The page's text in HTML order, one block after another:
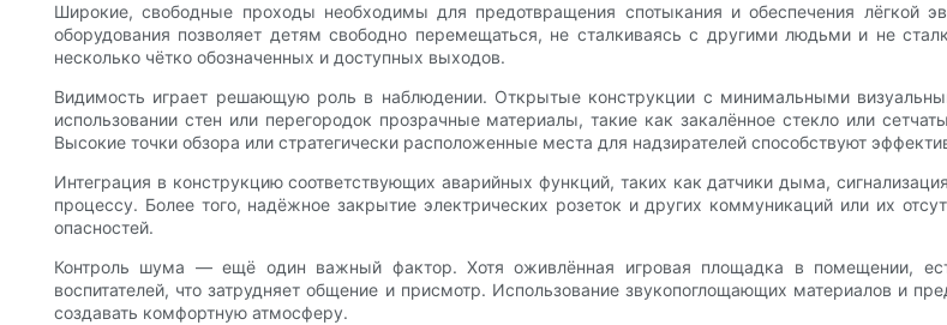
Широкие, свободные проходы необходимы для предотвращения спотыкания и обеспечения лёгкой
оборудования позволяет детям свободно перемещаться, не сталкиваясь с другими людьми и не
несколько чётко обозначенных и доступных выходов.
Видимость играет решающую роль в наблюдении. Открытые конструкции с минимальными
использовании стен или перегородок прозрачные материалы, такие как закалённое стекло или
Высокие точки обзора или стратегически расположенные места для надзирателей способствуют
Интеграция в конструкцию соответствующих аварийных функций, таких как датчики дыма,
процессу. Более того, надёжное закрытие электрических розеток и других коммуникаций или их
опасностей.
Контроль шума — ещё один важный фактор. Хотя оживлённая игровая площадка в помещении,
воспитателей, что затрудняет общение и присмотр. Использование звукопоглощающих материалов и
создавать комфортную атмосферу.